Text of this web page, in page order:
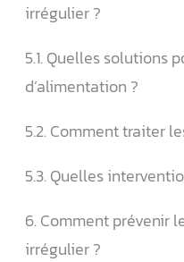
irrégulier ?
5.1. Quelles solutions
d’alimentation ?
5.2. Comment traiter
5.3. Quelles
6. Comment prévenir
irrégulier ?